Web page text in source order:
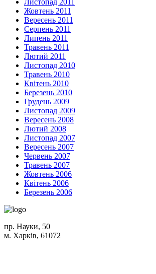
Листопад 2011
Жовтень 2011
Вересень 2011
Серпень 2011
Липень 2011
Травень 2011
Лютий 2011
Листопад 2010
Травень 2010
Квітень 2010
Березень 2010
Грудень 2009
Листопад 2009
Вересень 2008
Лютий 2008
Листопад 2007
Вересень 2007
Червень 2007
Травень 2007
Жовтень 2006
Квітень 2006
Березень 2006
пр. Науки, 50
м. Харків, 61072